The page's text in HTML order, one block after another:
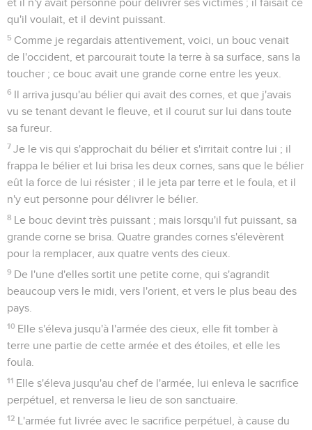
et il n'y avait personne pour délivrer ses victimes ; il faisait ce
qu'il voulait, et il devint puissant.
5 Comme je regardais attentivement, voici, un bouc venait
de l'occident, et parcourait toute la terre à sa surface, sans la
toucher ; ce bouc avait une grande corne entre les yeux.
6 Il arriva jusqu'au bélier qui avait des cornes, et que j'avais
vu se tenant devant le fleuve, et il courut sur lui dans toute
sa fureur.
7 Je le vis qui s'approchait du bélier et s'irritait contre lui ; il
frappa le bélier et lui brisa les deux cornes, sans que le bélier
eût la force de lui résister ; il le jeta par terre et le foula, et il
n'y eut personne pour délivrer le bélier.
8 Le bouc devint très puissant ; mais lorsqu'il fut puissant, sa
grande corne se brisa. Quatre grandes cornes s'élevèrent
pour la remplacer, aux quatre vents des cieux.
9 De l'une d'elles sortit une petite corne, qui s'agrandit
beaucoup vers le midi, vers l'orient, et vers le plus beau des
pays.
10 Elle s'éleva jusqu'à l'armée des cieux, elle fit tomber à
terre une partie de cette armée et des étoiles, et elle les
foula.
11 Elle s'éleva jusqu'au chef de l'armée, lui enleva le sacrifice
perpétuel, et renversa le lieu de son sanctuaire.
12 L'armée fut livrée avec le sacrifice perpétuel, à cause du